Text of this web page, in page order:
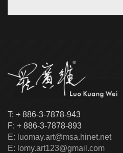
T: + 886-3-7878-943
F: + 886-3-7878-893
E: luomay.art@msa.hinet.net
E: lomy.art123@gmail.com